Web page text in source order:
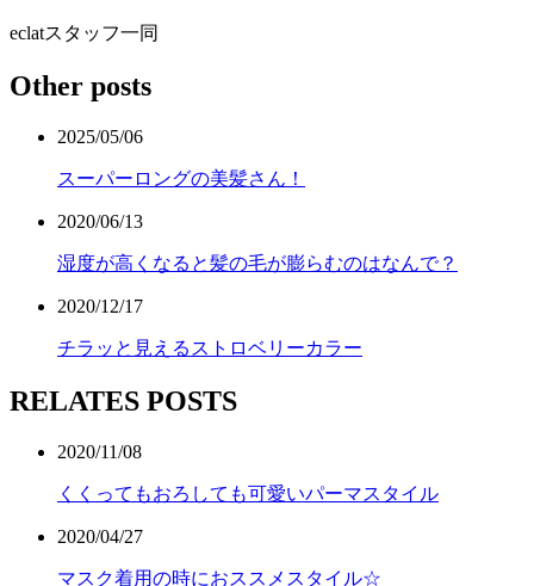
eclatスタッフ一同
Other posts
2025/05/06
スーパーロングの美髪さん！
2020/06/13
湿度が高くなると髪の毛が膨らむのはなんで？
2020/12/17
チラッと見えるストロベリーカラー
RELATES POSTS
2020/11/08
くくってもおろしても可愛いパーマスタイル
2020/04/27
マスク着用の時におススメスタイル☆